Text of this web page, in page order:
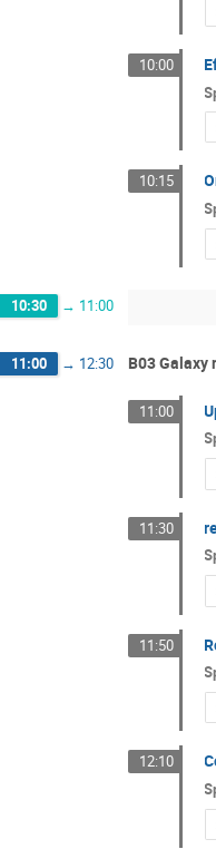
10:00
10:15
10:30 → 11:00
11:00 → 12:30 B03 Galaxy
11:00
11:30
11:50
12:10